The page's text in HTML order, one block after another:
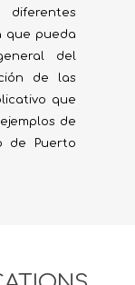
que pueda
del
de las
que
de
de Puerto